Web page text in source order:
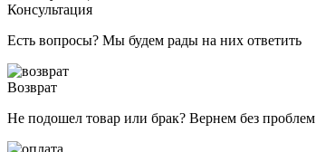
Консультация
Есть вопросы? Мы будем рады на них ответить
Возврат
Не подошел товар или брак? Вернем без проблем